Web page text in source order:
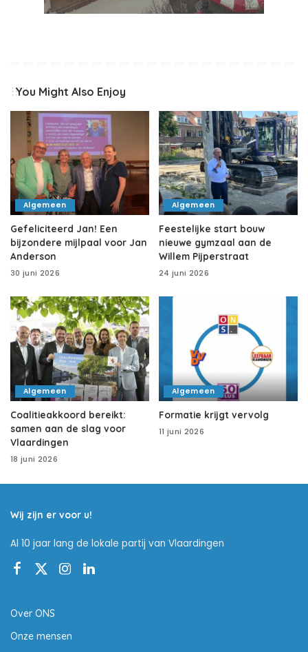
You Might Also Enjoy
Algemeen
Gefeliciteerd Jan! Een
bijzondere mijlpaal voor Jan
Anderson
30 juni 2026
Algemeen
Feestelijke start bouw
nieuwe gymzaal aan de
Willem Pijperstraat
24 juni 2026
Algemeen
Coalitieakkoord bereikt:
samen aan de slag voor
Vlaardingen
18 juni 2026
Algemeen
Formatie krijgt vervolg
11 juni 2026
Wij zijn er voor u!
Al 10 jaar lang de lokale partij van Vlaardingen
Over ONS
Onze mensen